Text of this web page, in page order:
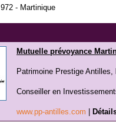
972 - Martinique
Mutuelle prévoyance
Patrimoine Prestige
Conseiller en
www.pp-antilles.com